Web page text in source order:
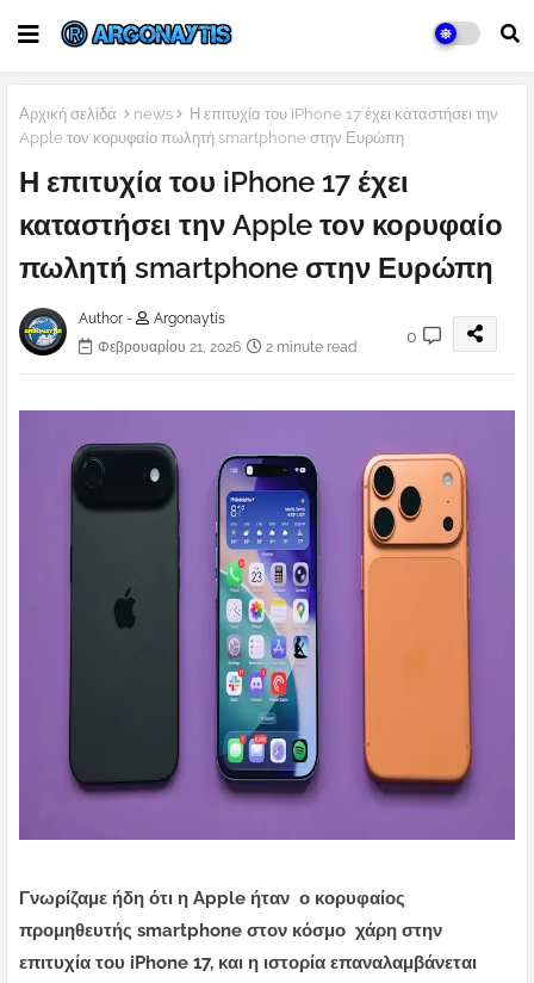
Αρχική σελίδα news
Η επιτυχία του iPhone 17 έχει καταστήσει την
Apple τον κορυφαίο πωλητή smartphone στην Ευρώπη
Η επιτυχία του iPhone 17 έχει
καταστήσει την Apple τον κορυφαίο
πωλητή smartphone στην Ευρώπη
Author -
Argonaytis
Φεβρουαρίου 21, 2026
2 minute read
0
Γνωρίζαμε ήδη ότι η Apple ήταν ο κορυφαίος
προμηθευτής smartphone στον κόσμο χάρη στην
επιτυχία του iPhone 17, και η ιστορία επαναλαμβάνεται